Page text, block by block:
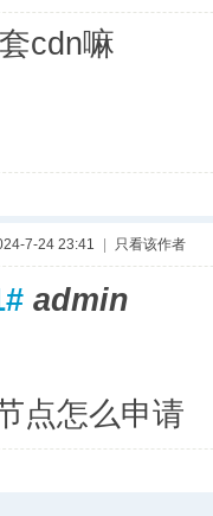
cdn嘛
7-24 23:41 只看该作者
admin
点怎么申请